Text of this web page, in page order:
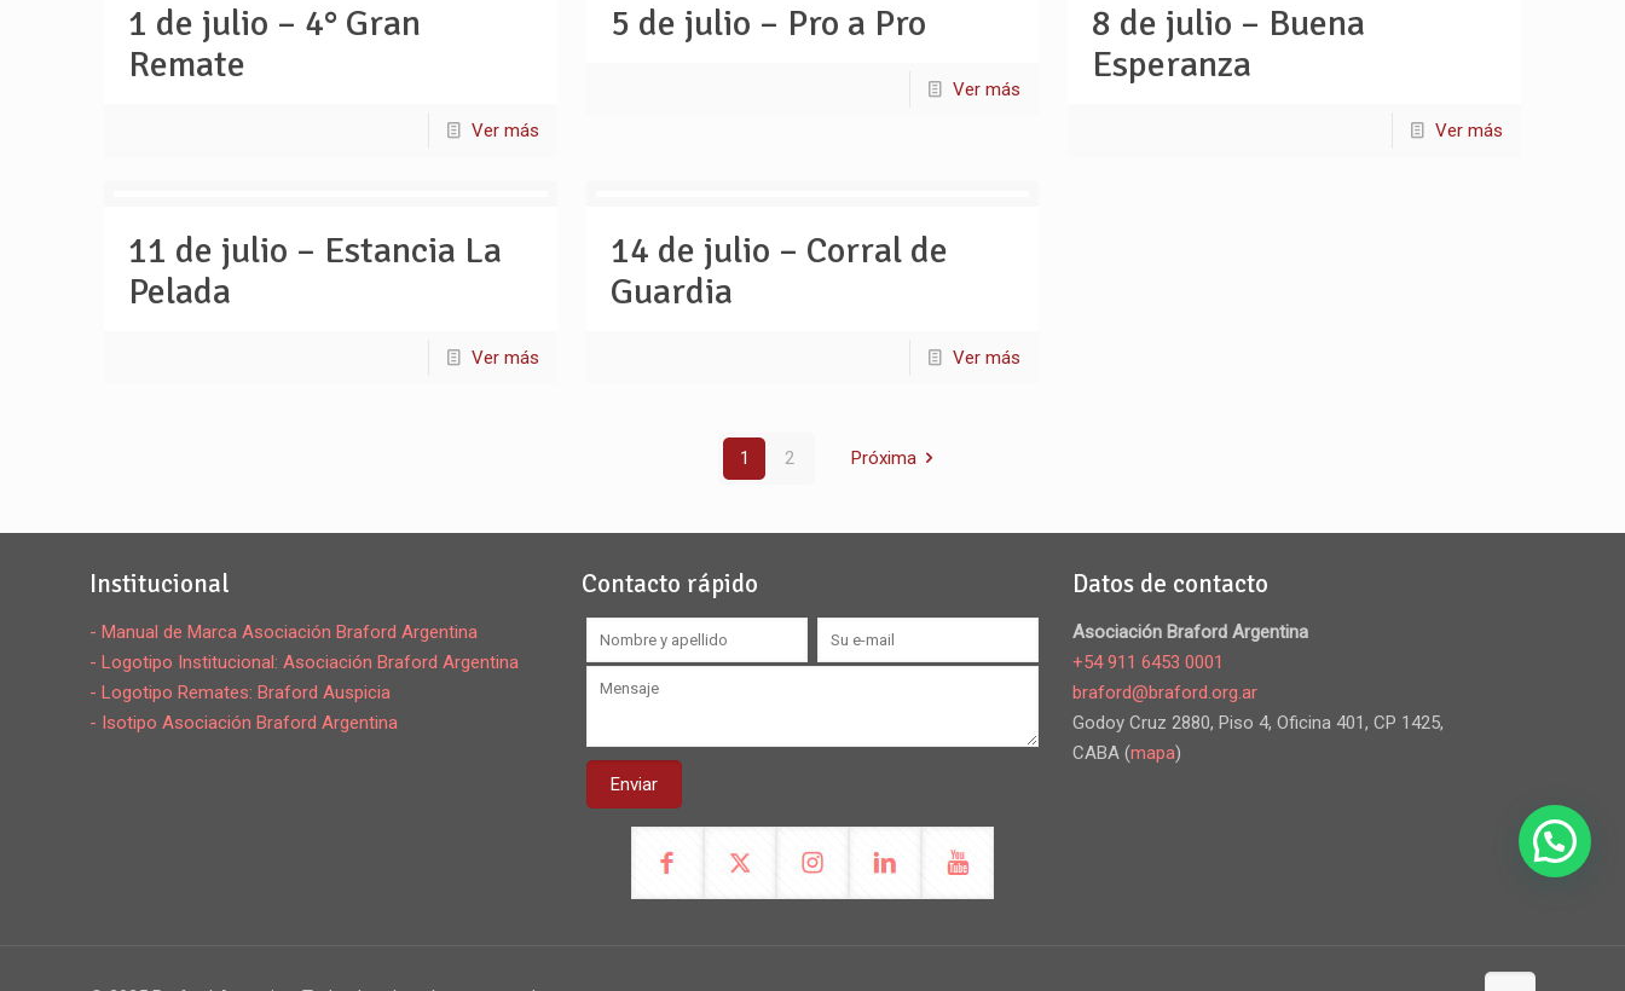
1 de julio – 4° Gran
Remate
Ver más
5 de julio – Pro a Pro
Ver más
8 de julio – Buena
Esperanza
Ver más
11 de julio – Estancia La
Pelada
Ver más
14 de julio – Corral de
Guardia
Ver más
1 2 Próxima
Institucional
- Manual de Marca Asociación Braford Argentina
- Logotipo Institucional: Asociación Braford Argentina
- Logotipo Remates: Braford Auspicia
- Isotipo Asociación Braford Argentina
Contacto rápido Datos de contacto
Asociación Braford Argentina
+54 911 6453 0001
braford@braford.org.ar
Godoy Cruz 2880, Piso 4, Oficina 401, CP 1425,
CABA (mapa)